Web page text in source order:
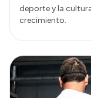
deporte y la
crecimiento.